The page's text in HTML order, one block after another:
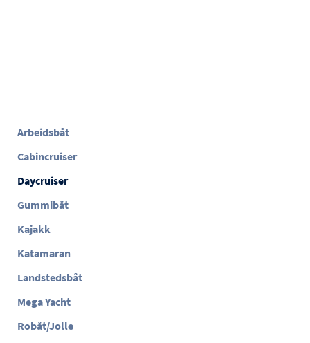
Arbeidsbåt
Cabincruiser
Daycruiser
Gummibåt
Kajakk
Katamaran
Landstedsbåt
Mega Yacht
Robåt/Jolle